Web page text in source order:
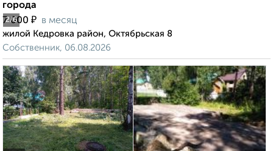
2/6
города
7 000 ₽ в месяц
жилой Кедровка район, Октябрьская 8
Собственник, 06.08.2026